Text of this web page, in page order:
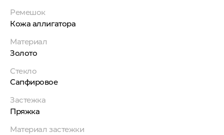
Ремешок
Кожа аллигатора
Материал
Золото
Стекло
Сапфировое
Застежка
Пряжка
Материал застежки